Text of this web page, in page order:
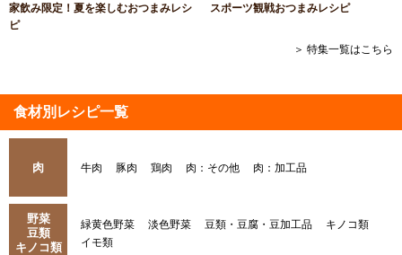
家飲み限定！夏を楽しむおつまみレシ
ピ
スポーツ観戦おつまみレシピ
＞ 特集一覧はこちら
食材別レシピ一覧
肉 牛肉 豚肉 鶏肉 肉：その他 肉：加工品
野菜
豆類
キノコ類
緑黄色野菜 淡色野菜 豆類・豆腐・豆加工品
キノコ類
イモ類